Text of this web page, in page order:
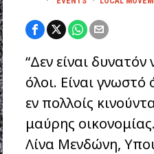
“Δεν είναι
όλοι. Είναι γνωστό
εν πολλοίς
μαύρης
Λίνα Μενδώνη,